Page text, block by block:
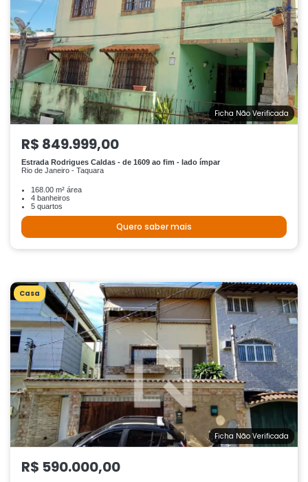
Ficha Não Verificada
R$ 849.999,00
Estrada Rodrigues Caldas - de 1609 ao fim - lado ímpar
Rio de Janeiro - Taquara
168.00 m² área
4 banheiros
5 quartos
Quero saber mais
Casa
Ficha Não Verificada
R$ 590.000,00